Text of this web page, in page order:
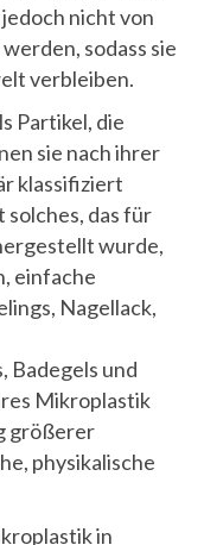
nicht von
sodass sie
verbleiben.
Partikel, die
sie nach ihrer
klassifiziert
das für
wurde,
einfache
Nagellack,
Badegels und
Mikroplastik
größerer
physikalische
in